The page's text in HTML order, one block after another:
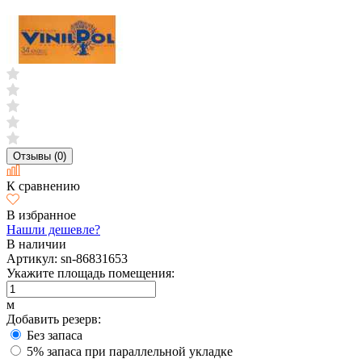
Отзывы (0)
К сравнению
В избранное
Нашли дешевле?
В наличии
Артикул: sn-86831653
Укажите площадь помещения:
м
Добавить резерв:
Без запаса
5% запаса при параллельной укладке